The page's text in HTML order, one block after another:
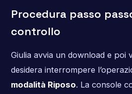
Procedura passo
controllo
Giulia avvia un download e poi
desidera interrompere
modalità Riposo. La console